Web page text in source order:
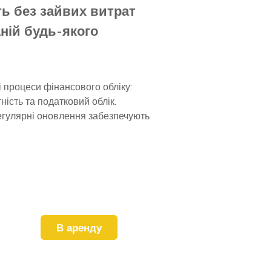
без зайвих витрат
будь-якого
фінансового обліку:
та податковий облік.
оновлення забезпечують
В аренду